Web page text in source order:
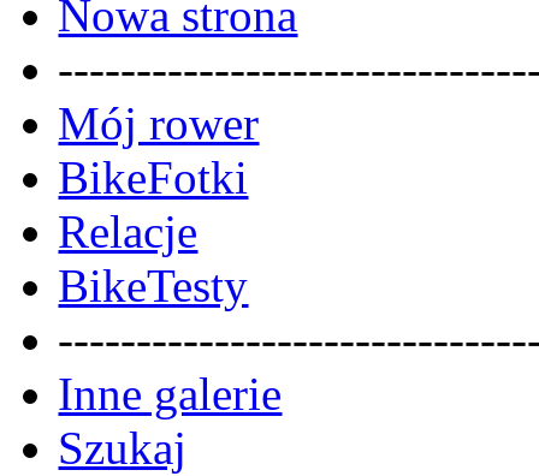
Nowa strona
Mój rower
BikeFotki
Relacje
BikeTesty
Inne galerie
Szukaj